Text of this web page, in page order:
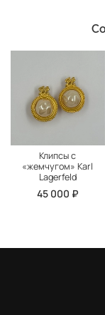
Клипсы с
«жемчугом» Karl
Lagerfeld
45 000 ₽